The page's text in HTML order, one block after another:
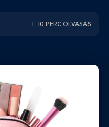
10 PERC OLVASÁS